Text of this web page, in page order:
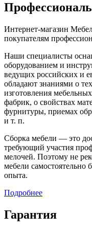
Интернет-магазин
покупателям
Наши специалисты
оборудованием и
ведущих российских и
обладают знаниями о
изготовления
фабрик, о свойствах
фурнитуры, приемах
и т. п.
Сборка мебели — это
требующий участия
мелочей. Поэтому не
мебели самостоятельно
опыта.
Подробнее
Гарантия